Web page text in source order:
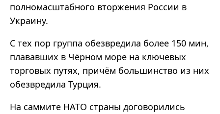
полномасштабного вторжения России в
Украину.
С тех пор группа обезвредила более 150 мин,
плававших в Чёрном море на ключевых
торговых путях, причём большинство из них
обезвредила Турция.
На саммите НАТО страны договорились